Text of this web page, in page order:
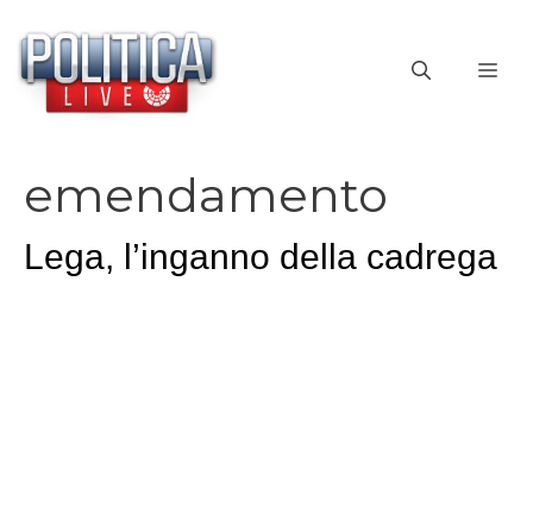
contenuto
emendamento
Lega, l’inganno della cadrega